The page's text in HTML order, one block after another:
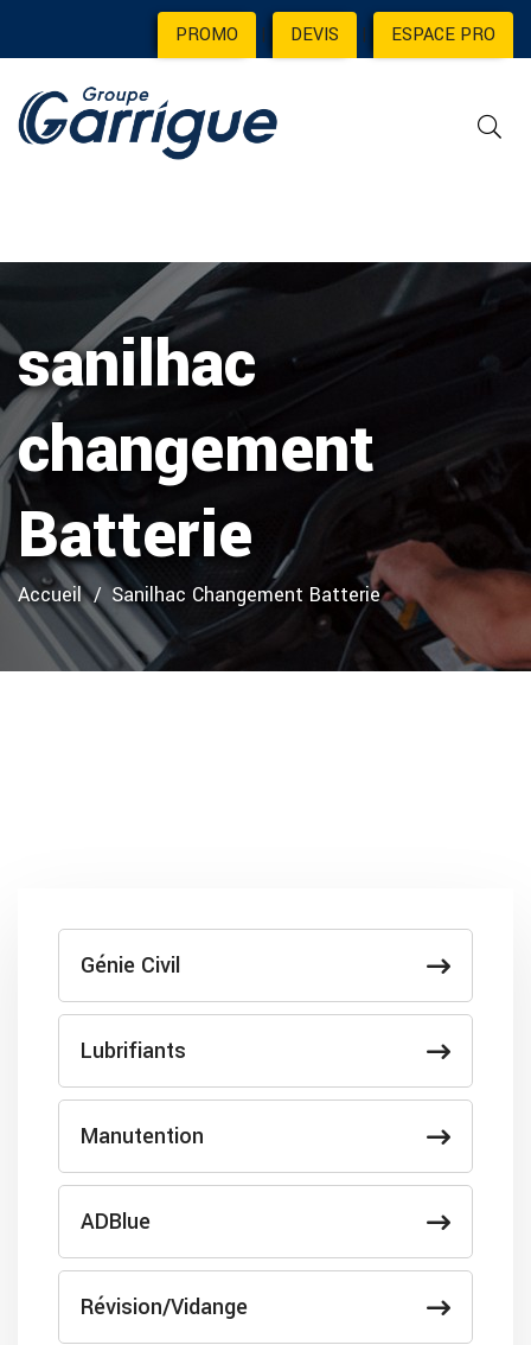
PROMO | DEVIS | ESPACE PRO
sanilhac
changement
Batterie
Accueil Sanilhac Changement Batterie
Génie Civil
Lubrifiants
Manutention
ADBlue
Révision/Vidange